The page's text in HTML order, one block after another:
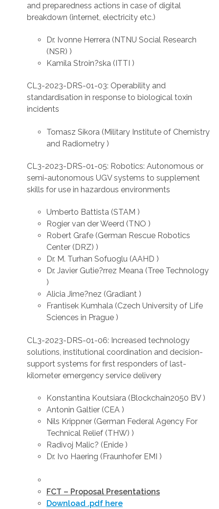
and preparedness actions in case of digital
breakdown (internet, electricity etc.)
Dr. Ivonne Herrera (NTNU Social Research
(NSR) )
Kamila Stroin?ska (ITTI )
CL3-2023-DRS-01-03: Operability and
standardisation in response to biological toxin
incidents
Tomasz Sikora (Military Institute of Chemistry
and Radiometry )
CL3-2023-DRS-01-05: Robotics: Autonomous or
semi-autonomous UGV systems to supplement
skills for use in hazardous environments
Umberto Battista (STAM )
Rogier van der Weerd (TNO )
Robert Grafe (German Rescue Robotics
Center (DRZ) )
Dr. M. Turhan Sofuoglu (AAHD )
Dr. Javier Gutie?rrez Meana (Tree Technology
)
Alicia Jime?nez (Gradiant )
Frantisek Kumhala (Czech University of Life
Sciences in Prague )
CL3-2023-DRS-01-06: Increased technology
solutions, institutional coordination and decision-
support systems for first responders of last-
kilometer emergency service delivery
Konstantina Koutsiara (Blockchain2050 BV )
Antonin Galtier (CEA )
Nils Krippner (German Federal Agency For
Technical Relief (THW) )
Radivoj Malic? (Enide )
Dr. Ivo Haering (Fraunhofer EMI )
FCT – Proposal Presentations
Download .pdf here